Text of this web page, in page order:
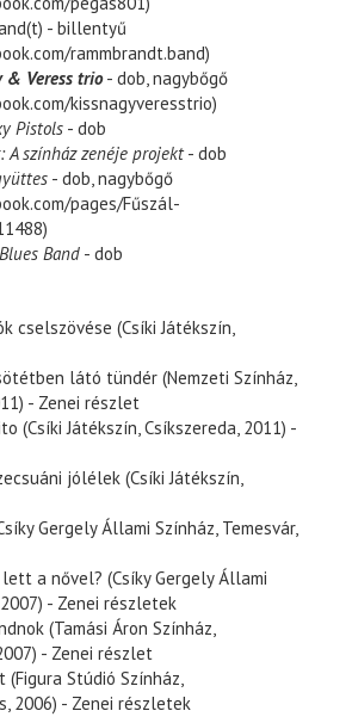
- billentyű
rammbrandt.band)
& Veress trio- dob, nagybőgő
kissnagyveresstrio)
Pistols - dob
A színház zenéje projekt- dob
- dob, nagybőgő
pages/Fűszál-
)
Band - dob
cselszövése (Csíki Játékszín,
látó tündér (Nemzeti Színház,
- Zenei részlet
(Csíki Játékszín, Csíkszereda, 2011) -
jólélek (Csíki Játékszín,
Gergely Állami Színház, Temesvár,
lett a nővel? (Csíky Gergely Állami
- Zenei részletek
(Tamási Áron Színház,
- Zenei részlet
Stúdió Színház,
2006) - Zenei részletek